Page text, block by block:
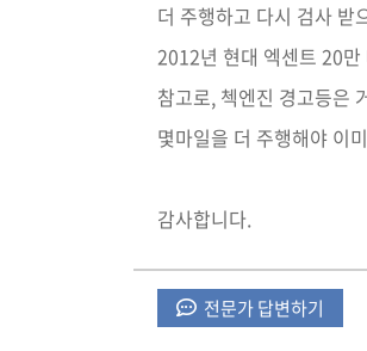
더 주행하고 다시 검사 받
2012년 현대 엑센트 20
참고로, 첵엔진 경고등은
몇마일을 더 주행해야 이
감사합니다.
전문가 답변하기